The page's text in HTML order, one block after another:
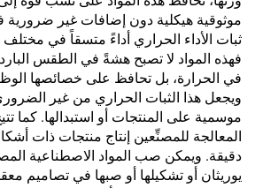
موثوقية هيكلية دون إضافات غير
ثبات الأداء الحراري أداءً متسقاً في
فهذه المواد لا تصبح هشةً في الطقس
في الحرارة، بل تحافظ على خصائصها
ويجعل هذا الثبات الحراري من غير
موسمية على المنتجات أو استبدالها. كما
المعالجة للمصنِّعين إنتاج منتجات ذات
دقيقة. ويمكن صب المواد الاصطناعية
يوريثان أو تشكيلها أو صبها في تصاميم